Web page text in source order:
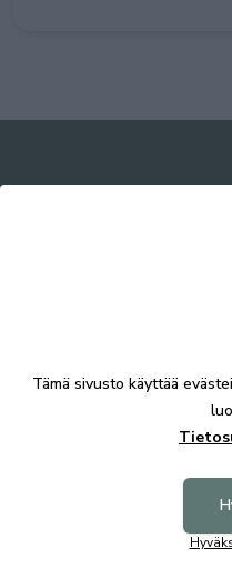
Verkkokauppa palvelee
Tämä sivusto käyttää